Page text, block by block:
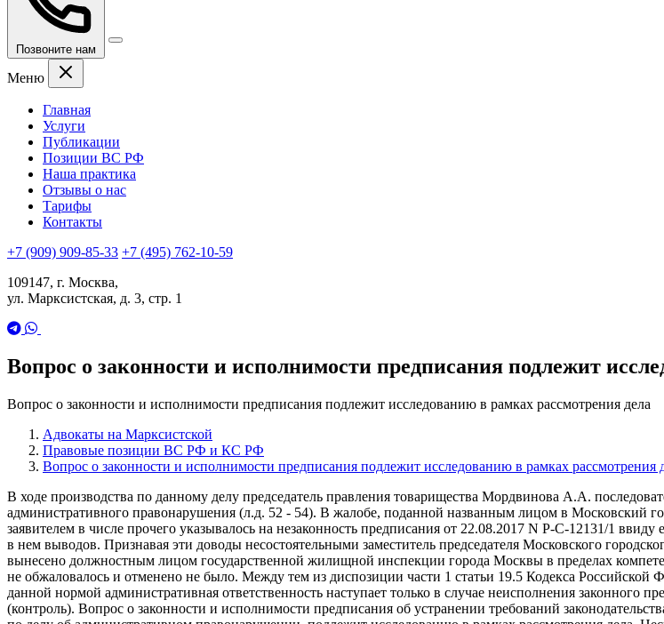
Позвоните нам
Меню
Главная
Услуги
Публикации
Позиции ВС РФ
Наша практика
Отзывы о нас
Тарифы
Контакты
+7 (909) 909-85-33 +7 (495) 762-10-59
109147, г. Москва,
ул. Марксистская, д. 3, стр. 1
Вопрос о законности и исполнимости предписания подлежит
Вопрос о законности и исполнимости предписания подлежит исследованию в рамках рассмотрения дела
Адвокаты на Марксистской
Правовые позиции ВС РФ и КС РФ
Вопрос о законности и исполнимости предписания подлежит исследованию в рамках рассмотрения
В ходе производства по данному делу председатель правления товарищества Мордвинова А.А.
административного правонарушения (л.д. 52 - 54). В жалобе, поданной названным лицом в Московский
заявителем в числе прочего указывалось на незаконность предписания от 22.08.2017 N Р-С-12131/1
в нем выводов. Признавая эти доводы несостоятельными заместитель председателя Московского
вынесено должностным лицом государственной жилищной инспекции города Москвы в пределах
не обжаловалось и отменено не было. Между тем из диспозиции части 1 статьи 19.5 Кодекса
данной нормой административная ответственность наступает только в случае неисполнения законного
(контроль). Вопрос о законности и исполнимости предписания об устранении требований